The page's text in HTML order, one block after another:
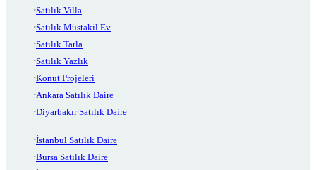
Satılık Villa
Satılık Müstakil Ev
Satılık Tarla
Satılık Yazlık
Konut Projeleri
Ankara Satılık Daire
Diyarbakır Satılık Daire
İstanbul Satılık Daire
Bursa Satılık Daire